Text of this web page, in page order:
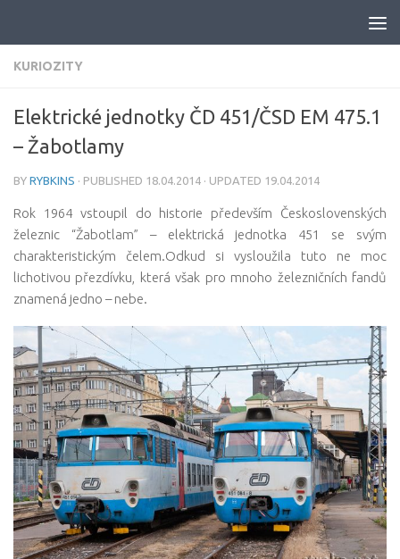
KURIOZITY
Elektrické jednotky ČD 451/ČSD EM 475.1
– Žabotlamy
BY RYBKINS · PUBLISHED 18.04.2014 · UPDATED 19.04.2014
Rok 1964 vstoupil do historie především Československých
železnic “Žabotlam” – elektrická jednotka 451 se svým
charakteristickým čelem.Odkud si vysloužila tuto ne moc
lichotivou přezdívku, která však pro mnoho železničních fandů
znamená jedno – nebe.